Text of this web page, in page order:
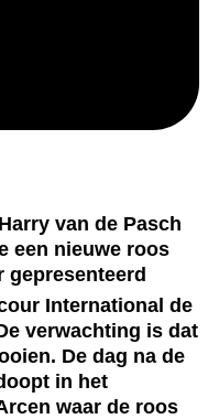
van de Pasch
een nieuwe roos
gepresenteerd
International de
verwachting is dat
De dag na de
in het
waar de roos